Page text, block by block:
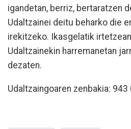
igandetan, berriz, bertaratzen
Udaltzainei deitu beharko die
irekitzeko. Ikasgelatik
Udaltzainekin harremanetan
dezaten.
Udaltzaingoaren zenbakia: 943